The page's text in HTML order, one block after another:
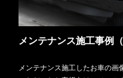
メンテナンス施工事例
メンテナンス施工したお車の